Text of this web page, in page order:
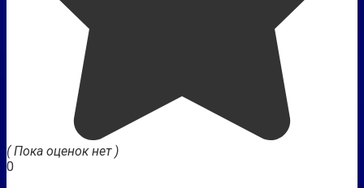
( Пока оценок нет )
0